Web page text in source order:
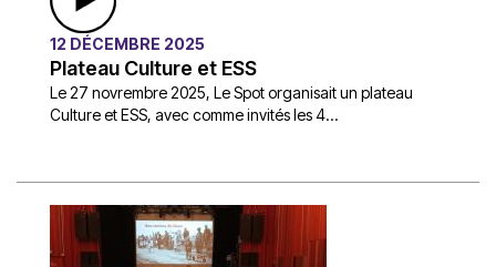
12 DÉCEMBRE 2025
Plateau Culture et ESS
Le 27 novrembre 2025, Le Spot organisait un plateau
Culture et ESS, avec comme invités les 4...